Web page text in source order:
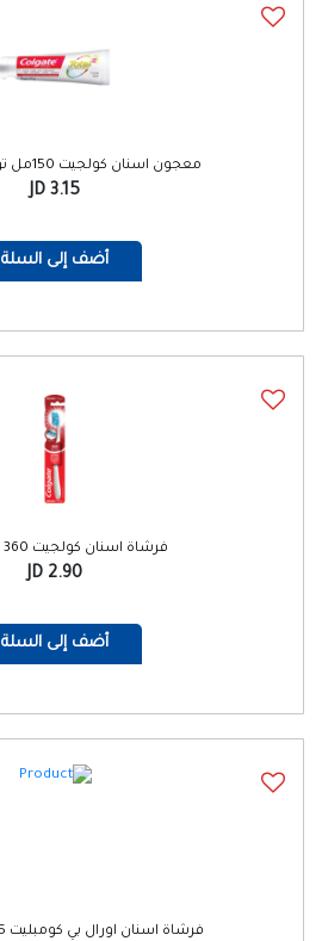
معجون اسنان كولجيت 150مل توتال كلين منت
3.15 JD
أضف إلى السلة
فرشاة اسنان كولجيت 360 soft slim
2.90 JD
أضف إلى السلة
فرشاة اسنان اورال بي كومبليت 5طرق 40وسط